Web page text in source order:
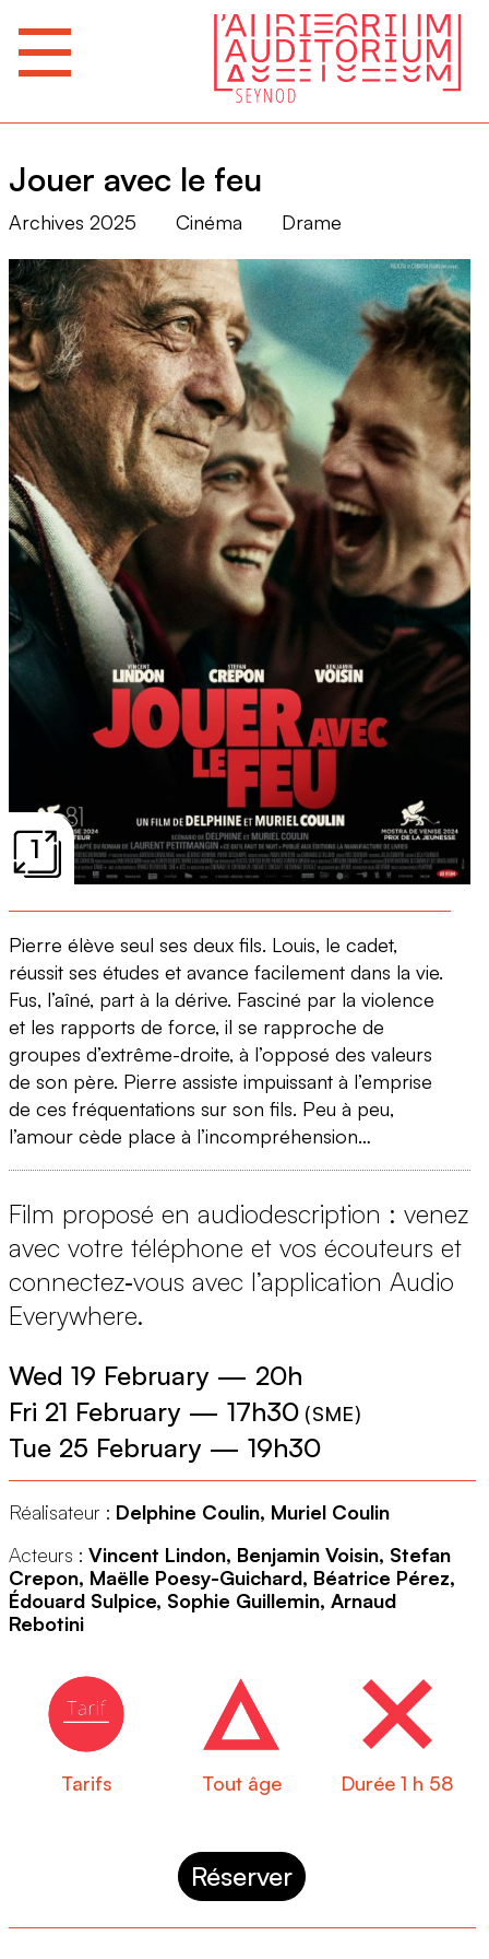
Jouer avec le feu
Archives 2025 Cinéma Drame
1
Pierre élève seul ses deux fils. Louis, le cadet,
réussit ses études et avance facilement dans la vie.
Fus, l’aîné, part à la dérive. Fasciné par la violence
et les rapports de force, il se rapproche de
groupes d’extrême-droite, à l’opposé des valeurs
de son père. Pierre assiste impuissant à l’emprise
de ces fréquentations sur son fils. Peu à peu,
l’amour cède place à l’incompréhension…
Film proposé en audiodescription : venez
avec votre téléphone et vos écouteurs et
connectez‑vous avec l’application Audio
Everywhere.
Wed 19 February— 20h
Fri 21 February— 17h30 (SME)
Tue 25 February— 19h30
Réalisateur : Delphine Coulin, Muriel Coulin
Acteurs : Vincent Lindon, Benjamin Voisin, Stefan
Crepon, Maëlle Poesy-Guichard, Béatrice Pérez,
Édouard Sulpice, Sophie Guillemin, Arnaud
Rebotini
Tarifs Tout âge Durée 1 h 58
Réserver